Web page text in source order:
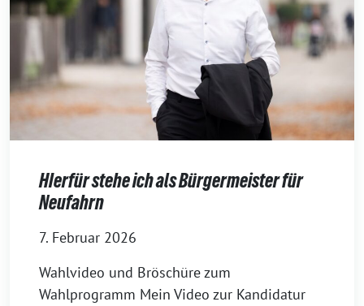
HIerfür stehe ich als Bürgermeister für
Neufahrn
7. Februar 2026
Wahlvideo und Bröschüre zum
Wahlprogramm Mein Video zur Kandidatur